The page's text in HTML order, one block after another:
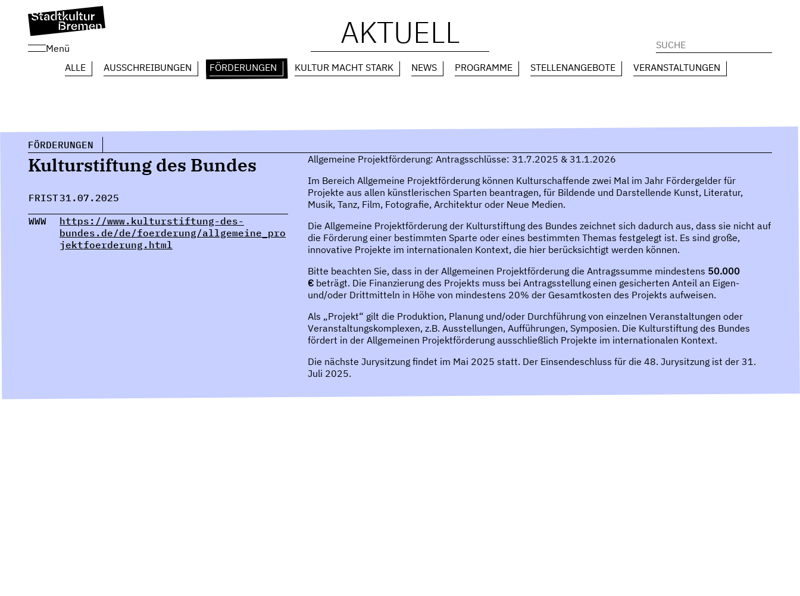
Menü
Suchen
nach:
AKTUELL
ALLE AUSSCHREIBUNGEN FÖRDERUNGEN KULTUR MACHT STARK NEWS PROGRAMME STELLENANGEBOTE VERANSTALTUNGEN
FÖRDERUNGEN
Kulturstiftung des Bundes
FRIST31.07.2025
WWW
https://www.kulturstiftung-des-
bundes.de/de/foerderung/allgemeine_pro
jektfoerderung.html
Allgemeine Projektförderung: Antragsschlüsse: 31.7.2025 & 31.1.2026
Im Bereich Allgemeine Projektförderung können Kulturschaffende zwei Mal im Jahr Fördergelder für
Projekte aus allen künstlerischen Sparten beantragen, für Bildende und Darstellende Kunst, Literatur,
Musik, Tanz, Film, Fotografie, Architektur oder Neue Medien.
Die Allgemeine Projektförderung der Kulturstiftung des Bundes zeichnet sich dadurch aus, dass sie nicht auf
die Förderung einer bestimmten Sparte oder eines bestimmten Themas festgelegt ist. Es sind große,
innovative Projekte im internationalen Kontext, die hier berücksichtigt werden können.
Bitte beachten Sie, dass in der Allgemeinen Projektförderung die Antragssumme mindestens 50.000
€beträgt. Die Finanzierung des Projekts muss bei Antragsstellung einen gesicherten Anteil an Eigen-
und/oder Drittmitteln in Höhe von mindestens 20% der Gesamtkosten des Projekts aufweisen.
Als „Projekt“ gilt die Produktion, Planung und/oder Durchführung von einzelnen Veranstaltungen oder
Veranstaltungskomplexen, z.B. Ausstellungen, Aufführungen, Symposien. Die Kulturstiftung des Bundes
fördert in der Allgemeinen Projektförderung ausschließlich Projekte im internationalen Kontext.
Die nächste Jurysitzung findet im Mai 2025 statt. Der Einsendeschluss für die 48. Jurysitzung ist der 31.
Juli 2025.